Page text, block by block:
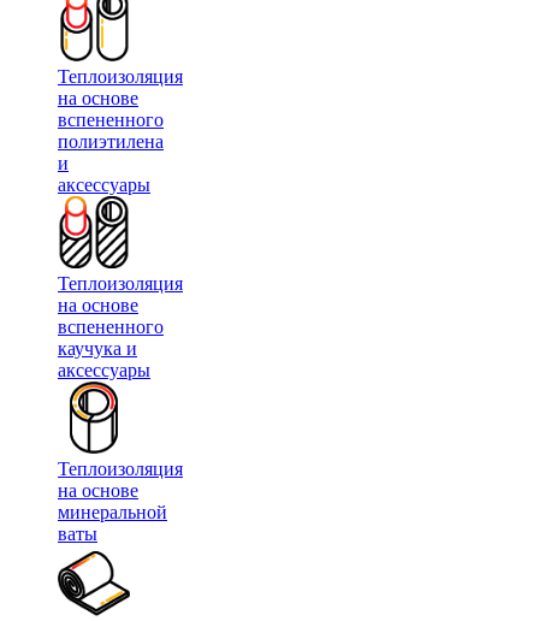
Теплоизоляция
на основе
вспененного
полиэтилена
и
аксессуары
Теплоизоляция
на основе
вспененного
каучука и
аксессуары
Теплоизоляция
на основе
минеральной
ваты